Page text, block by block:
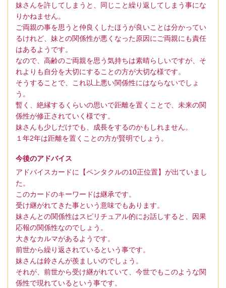
妹さんを許してしまうと、同じこと繰り返してしまう事にな
りかねません。
ご両親の事を思うと仲良くしたほうが良いことは分かってい
るけれど、妹との関係性が悪くなった原因にご両親にも責任
はあるようです。
なので、高齢のご両親を思う気持ちは素晴らしいですが、そ
れよりも自分を大切にすることの方が大切な様です。
そうすることで、これ以上悪い関係性にはならないでしょ
う。
暫く、絶縁するくらいの思いで距離を置くことで、未来の関
係性が修正されていく様です。
妹さんも少しだけでも、成長をするのかもしれません。
１年2年は距離を置くことの方が賢明でしょう。
今後のアドバイス
アドバイスカードに【ペンタクルの10正位置】が出ていまし
た。
このカードのキーワードは継承です。
受け継がれてきた事という意味でもあります。
妹さんとの関係性はスピリチュアル的にお話しすると、因果
応報の関係性なのでしょう。
大きなカルマがあるようです。
前世から繰り返されているという事です。
妹さんは鈴さんが羨ましいのでしょう。
それが、前世から受け継がれていて、今世でもこのような関
係性で現れているという事です。